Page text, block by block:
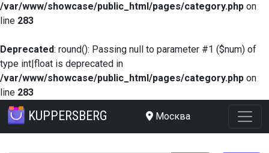
/var/www/showcase/public_html/pages/category.php on
line 283
Deprecated: round(): Passing null to parameter #1 ($num) of
type int|float is deprecated in
/var/www/showcase/public_html/pages/category.php on
line 283
KUPPERSBERG Москва